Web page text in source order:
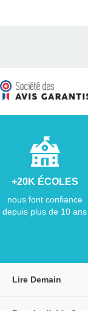
+20K ÉCOLES
nous font confiance
depuis plus de 10 ans
Lire Demain